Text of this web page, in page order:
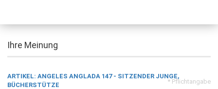
Ihre Meinung
ARTIKEL: ANGELES ANGLADA 147 - SITZENDER JUNGE,
BÜCHERSTÜTZE
* Pflichtangabe